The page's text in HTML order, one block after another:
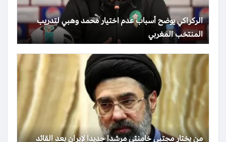
الركراكي يوضح أسباب عدم اختيار محمد وهبي لتدريب
المنتخب المغربي
من يختار مجتبى خامنئي مرشدا جديدا لإيران بعد القائد